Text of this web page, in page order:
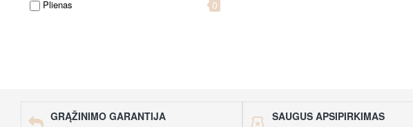
Plienas 0
GRĄŽINIMO GARANTIJA SAUGUS APSIPIRKIMAS